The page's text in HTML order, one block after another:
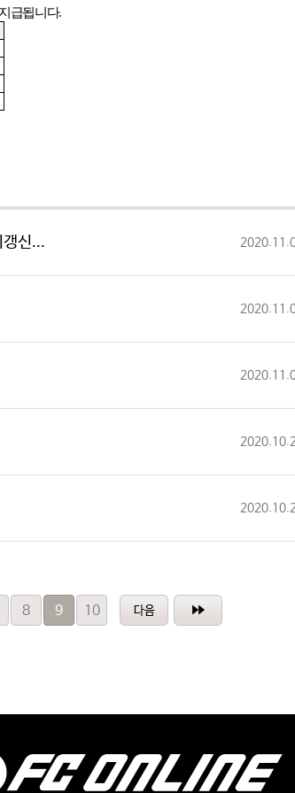
급됩니다.
신...
8 9 10